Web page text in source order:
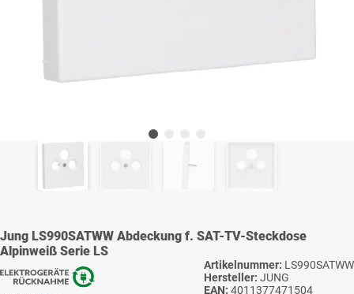
Jung LS990SATWW Abdeckung f. SAT-TV-Steckdose
Alpinweiß Serie LS
Artikelnummer: LS990SATWW
Hersteller: JUNG
EAN: 4011377471504